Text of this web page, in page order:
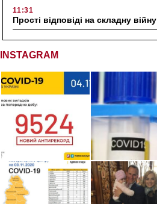
11:31
Прості відповіді на складну війну
INSTAGRAM